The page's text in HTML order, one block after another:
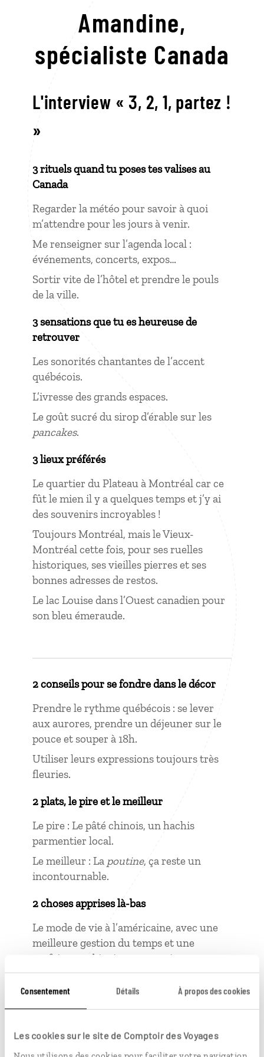
Consentement Détails À propos des cookies
Les cookies sur le site de Comptoir des Voyages
Amandine,
spécialiste Canada
L'interview « 3, 2, 1, partez !
»
3 rituels quand tu poses tes valises au
Canada
Regarder la météo pour savoir à quoi
m’attendre pour les jours à venir.
Me renseigner sur l’agenda local :
événements, concerts, expos…
Sortir vite de l’hôtel et prendre le pouls
de la ville.
3 sensations que tu es heureuse de
retrouver
Les sonorités chantantes de l’accent
québécois.
L’ivresse des grands espaces.
Le goût sucré du sirop d’érable sur les
pancakes.
3 lieux préférés
Le quartier du Plateau à Montréal car ce
fût le mien il y a quelques temps et j’y ai
des souvenirs incroyables !
Toujours Montréal, mais le Vieux-
Montréal cette fois, pour ses ruelles
historiques, ses vieilles pierres et ses
bonnes adresses de restos.
Le lac Louise dans l’Ouest canadien pour
son bleu émeraude.
2 conseils pour se fondre dans le décor
Prendre le rythme québécois : se lever
aux aurores, prendre un déjeuner sur le
pouce et souper à 18h.
Utiliser leurs expressions toujours très
fleuries.
2 plats, le pire et le meilleur
Le pire : Le pâté chinois, un hachis
parmentier local.
Le meilleur : La poutine, ça reste un
incontournable.
2 choses apprises là-bas
Le mode de vie à l’américaine, avec une
meilleure gestion du temps et une
parfaite combinaison entre vie
professionnelle et vie personnelle.
À me surpasser, là encore
personnellement et professionnellement.